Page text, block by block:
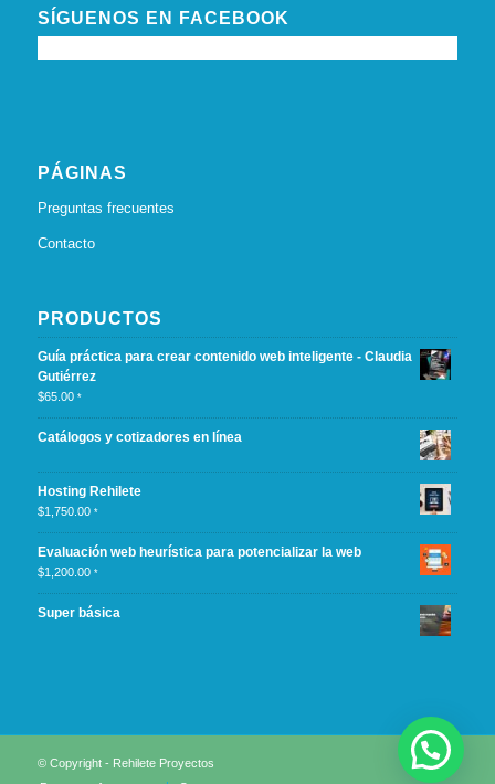
SÍGUENOS EN FACEBOOK
PÁGINAS
Preguntas frecuentes
Contacto
PRODUCTOS
Guía práctica para crear contenido web inteligente - Claudia
Gutiérrez
$65.00 *
Catálogos y cotizadores en línea
Hosting Rehilete
$1,750.00 *
Evaluación web heurística para potencializar la web
$1,200.00 *
Super básica
© Copyright - Rehilete Proyectos